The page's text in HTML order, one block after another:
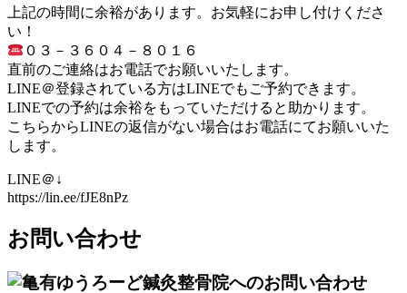
上記の時間に余裕があります。お気軽にお申し付けくださ
い！
０３－３６０４－８０１６
直前のご連絡はお電話でお願いいたします。
LINE＠登録されている方はLINEでもご予約できます。
LINEでの予約は余裕をもっていただけると助かります。
こちらからLINEの返信がない場合はお電話にてお願いいた
します。
LINE＠↓
https://lin.ee/fJE8nPz
お問い合わせ